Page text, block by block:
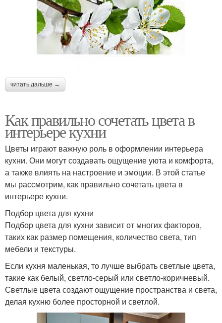
читать дальше →
Как правильно сочетать цвета в
интерьере кухни
Цветы играют важную роль в оформлении интерьера
кухни. Они могут создавать ощущение уюта и комфорта,
а также влиять на настроение и эмоции. В этой статье
мы рассмотрим, как правильно сочетать цвета в
интерьере кухни.
Подбор цвета для кухни
Подбор цвета для кухни зависит от многих факторов,
таких как размер помещения, количество света, тип
мебели и текстуры.
Если кухня маленькая, то лучше выбрать светлые цвета,
такие как белый, светло-серый или светло-коричневый.
Светлые цвета создают ощущение пространства и света,
делая кухню более просторной и светлой.